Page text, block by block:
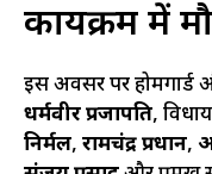
कार्यक्रम में
इस अवसर पर होमगार्ड
धर्मवीर प्रजापति,
निर्मल, रामचंद्र प्रधान,